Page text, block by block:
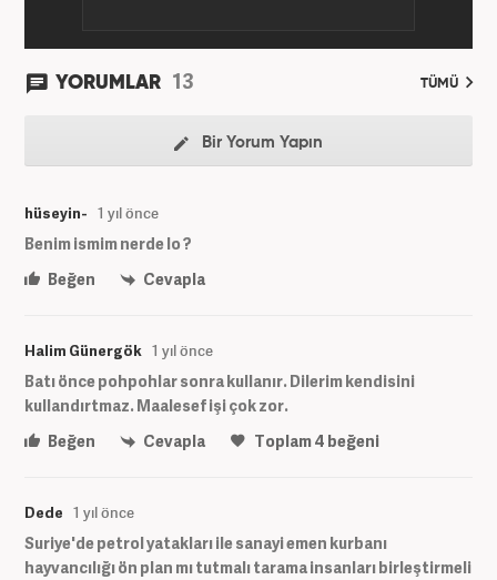
YORUMLAR 13 TÜMÜ
Bir Yorum Yapın
hüseyin- 1 yıl önce
Benim ismim nerde lo ?
Beğen
Cevapla
Halim Günergök 1 yıl önce
Batı önce pohpohlar sonra kullanır. Dilerim kendisini
kullandırtmaz. Maalesef işi çok zor.
Beğen
Cevapla Toplam4 beğeni
Dede 1 yıl önce
Suriye'de petrol yatakları ile sanayi emen kurbanı
hayvancılığı ön plan mı tutmalı tarama insanları birleştirmeli